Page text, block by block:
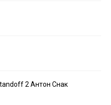
2 Антон Снак